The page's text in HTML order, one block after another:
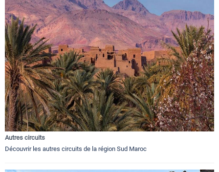
Autres circuits
Découvrir les autres circuits de la région Sud Maroc